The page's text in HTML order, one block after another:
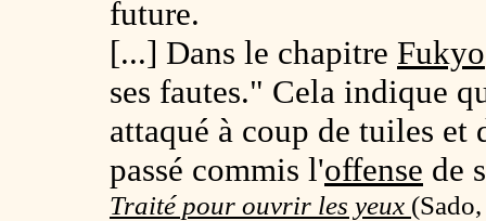
future.
[...] Dans le chapitre Fukyo
ses fautes." Cela indique
attaqué à coup de tuiles
passé commis l'offense de
Traité pour ouvrir les yeux (